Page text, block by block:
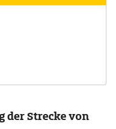
der Strecke von